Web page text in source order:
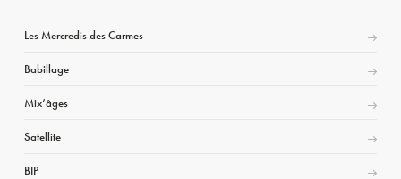
Les Mercredis des Carmes
Babillage
Mix’âges
Satellite
BIP